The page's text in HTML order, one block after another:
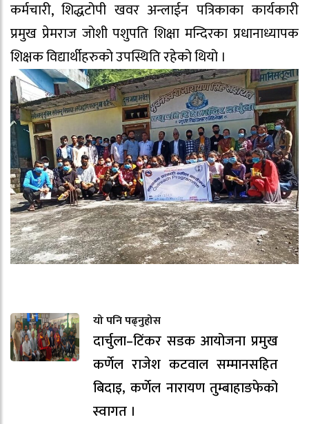
कर्मचारी, शिद्धटोपी खवर अन्लाईन पत्रिकाका कार्यकारी
प्रमुख प्रेमराज जोशी पशुपति शिक्षा मन्दिरका प्रधानाध्यापक
शिक्षक विद्यार्थीहरुको उपस्थिति रहेको थियो ।
यो पनि पढ्नुहोस
दार्चुला–टिंकर सडक आयोजना प्रमुख
कर्णेल राजेश कटवाल सम्मानसहित
बिदाइ, कर्णेल नारायण तुम्बाहाङफेको
स्वागत ।